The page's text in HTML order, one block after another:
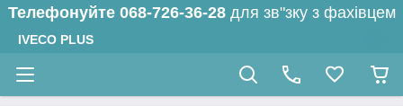
Телефонуйте 068-726-36-28 для зв"зку з фахівцем
IVECO PLUS